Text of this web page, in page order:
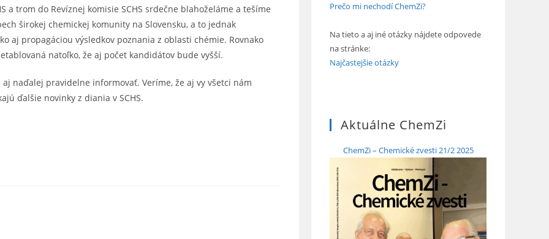
a trom do Revíznej komisie SCHS srdečne blahoželáme a tešíme
širokej chemickej komunity na Slovensku, a to jednak
aj propagáciou výsledkov poznania z oblasti chémie. Rovnako
natoľko, že aj počet kandidátov bude vyšší.
naďalej pravidelne informovať. Veríme, že aj vy všetci nám
ďalšie novinky z diania v SCHS.
Prečo mi nechodí ChemZi?
Na tieto a aj iné otázky nájdete odpovede
na stránke:
Najčastejšie otázky
Aktuálne ChemZi
ChemZi – Chemické zvesti 21/2 2025